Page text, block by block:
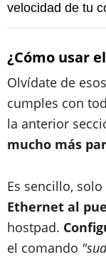
velocidad de tu
¿Cómo usar
Olvídate de
cumples con
la anterior
mucho más
Es sencillo, solo
Ethernet al
hostpad.
el comando